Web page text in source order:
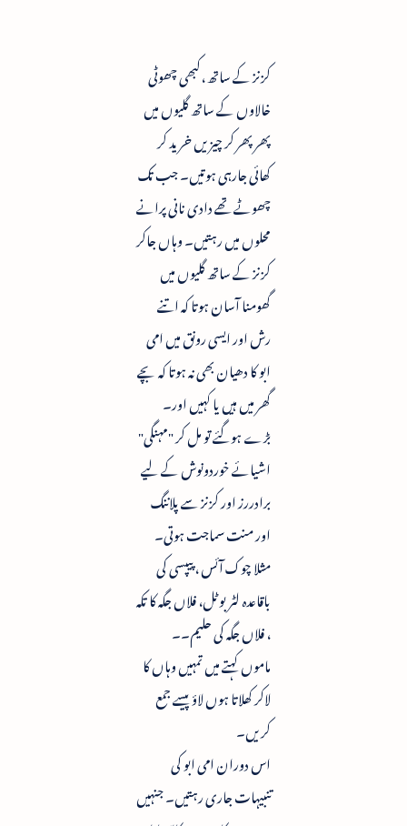
کزنز کے ساتھ ،کبھی چھوٹی
خالاوں کے ساتھ گلیوں میں
پھر پھر کر چیزیں خرید کر
کھائی جارہی ہوتیں۔ جب تک
چھوٹے تھے دادی نانی پرانے
محلوں میں رہتیں۔ وہاں جاکر
کزنز کے ساتھ گلیوں میں
گھومنا آسان ہوتا کہ اتنے
رش اور ایسی رونق میں امی
ابو کا دھیان بھی نہ ہوتا کہ بچے
گھر میں ہیں یا کہیں اور۔
بڑے ہوگئے تو مل کر "مہنگی"
اشیائے خوردونوش کے لیے
برادررز اور کزنز سے پلاننگ
اور منت سماجت ہوتی۔
مثلا چوک آئس ، پیپسی کی
باقاعدہ لٹر بوٹل، فلاں جگہ کا تکہ
، فلاں جگہ کی حلیم۔۔
ماموں کہتے میں تمہیں وہاں کا
لاکر کھلاتا ہوں لاؤ پیسے جمع
کریں۔
اس دوران امی ابو کی
تنبیہات جاری رہتیں۔ جنہیں